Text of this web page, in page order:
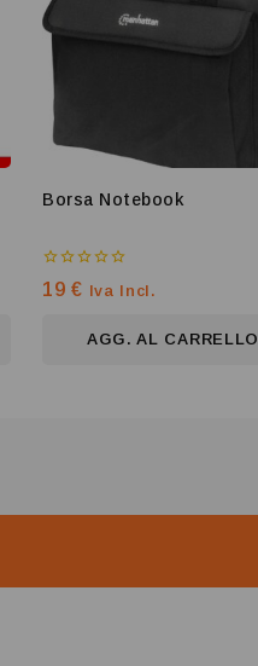
Borsa Notebook
0
su
19€ Iva Incl.
AGG. AL CARRELLO